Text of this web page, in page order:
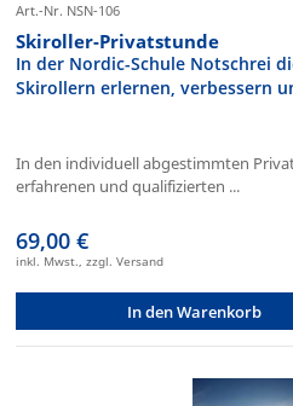
Art.-Nr. NSN-106
Skiroller-Privatstunde
In der Nordic-Schule Notschrei
Skirollern erlernen, verbessern
In den individuell abgestimmten
erfahrenen und qualifizierten ...
69,00 €
inkl. Mwst., zzgl. Versand
In den Warenkorb